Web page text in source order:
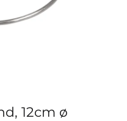
12cm ø